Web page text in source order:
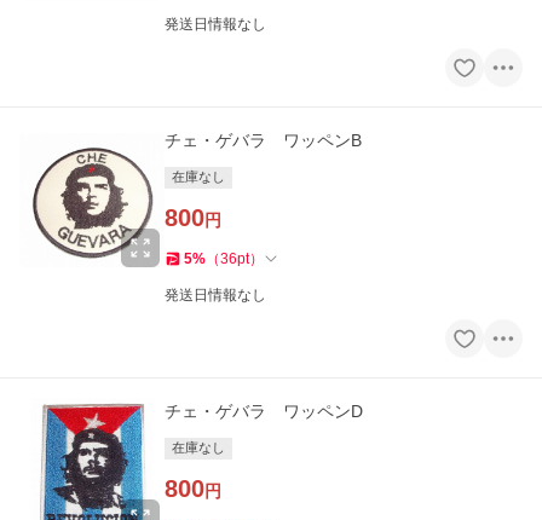
発送日情報なし
チェ・ゲバラ ワッペンB
在庫なし
800円
5% （36pt）
発送日情報なし
チェ・ゲバラ ワッペンD
在庫なし
800円